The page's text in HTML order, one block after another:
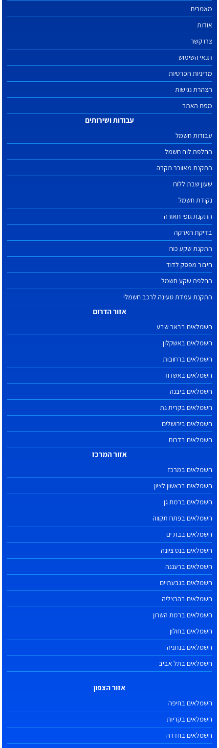
מאמרים
אודות
צרו קשר
תנאי השימוש
מדיניות הפרטיות
הצהרת נגישות
מפת האתר
עבודות ושירותים
עבודות חשמל
החלפת לוח חשמל
התקנת מאוורר תקרה
שעון שבת ללוח
נקודת חשמל
התקנת גופי תאורה
בדיקת הארקה
התקנת שקע כוח
חיבור מפסק לדוד
החלפת שקע חשמל
התקנת עמדת טעינה לרכב חשמלי
אזור הדרום
חשמלאים בבאר שבע
חשמלאים באשקלון
חשמלאים ברחובות
חשמלאים באשדוד
חשמלאים ביבנה
חשמלאים בקרית גת
חשמלאים בירושלים
חשמלאים בדרום
אזור המרכז
חשמלאים במרכז
חשמלאים בראשון לציון
חשמלאים ברמת גן
חשמלאים בפתח תקווה
חשמלאים בבת ים
חשמלאים בנס ציונה
חשמלאים ברעננה
חשמלאים בגבעתיים
חשמלאים בהרצליה
חשמלאים ברמת השרון
חשמלאים בחולון
חשמלאים בנתניה
חשמלאים בתל אביב
אזור הצפון
חשמלאים בחיפה
חשמלאים בקריות
חשמלאים בחדרה